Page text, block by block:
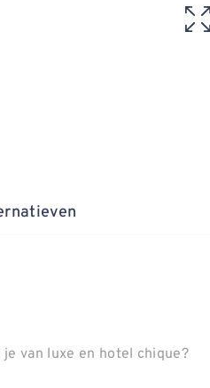
van luxe en hotel chique?